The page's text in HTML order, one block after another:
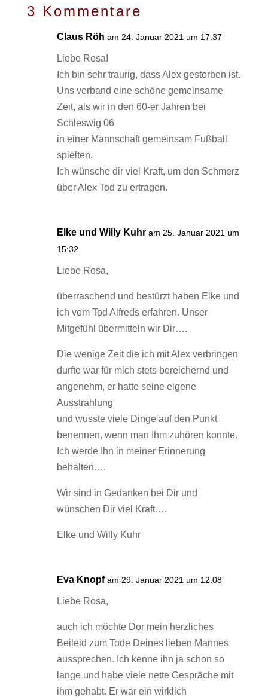
3 Kommentare
Claus Röh am 24. Januar 2021 um 17:37
Liebe Rosa!
Ich bin sehr traurig, dass Alex gestorben ist.
Uns verband eine schöne gemeinsame
Zeit, als wir in den 60-er Jahren bei
Schleswig 06
in einer Mannschaft gemeinsam Fußball
spielten.
Ich wünsche dir viel Kraft, um den Schmerz
über Alex Tod zu ertragen.
Elke und Willy Kuhr am 25. Januar 2021 um
15:32
Liebe Rosa,
überraschend und bestürzt haben Elke und
ich vom Tod Alfreds erfahren. Unser
Mitgefühl übermitteln wir Dir….
Die wenige Zeit die ich mit Alex verbringen
durfte war für mich stets bereichernd und
angenehm, er hatte seine eigene
Ausstrahlung
und wusste viele Dinge auf den Punkt
benennen, wenn man Ihm zuhören konnte.
Ich werde Ihn in meiner Erinnerung
behalten….
Wir sind in Gedanken bei Dir und
wünschen Dir viel Kraft….
Elke und Willy Kuhr
Eva Knopf am 29. Januar 2021 um 12:08
Liebe Rosa,
auch ich möchte Dor mein herzliches
Beileid zum Tode Deines lieben Mannes
aussprechen. Ich kenne ihn ja schon so
lange und habe viele nette Gespräche mit
ihm gehabt. Er war ein wirklich